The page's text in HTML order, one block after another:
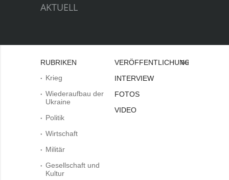
AKTUELL
RUBRIKEN
Krieg
Wiederaufbau der
Ukraine
Politik
Wirtschaft
Militär
Gesellschaft und
Kultur
VERÖFFENTLICHUNGEN
INTERVIEW
FOTOS
VIDEO
Bei